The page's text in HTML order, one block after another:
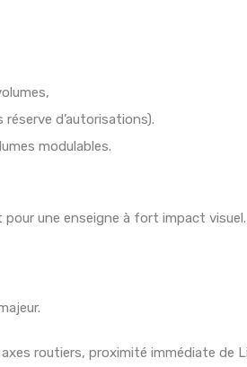
d’autorisations).
modulables.
une enseigne à fort impact visuel.
routiers, proximité immédiate de